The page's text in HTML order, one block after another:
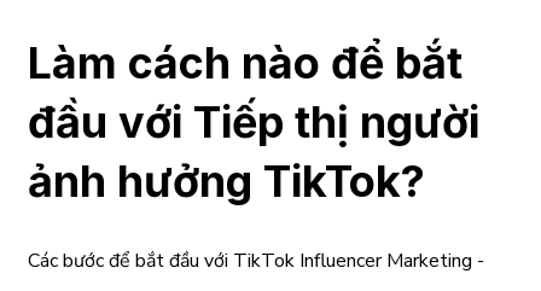
Làm cách nào để bắt
đầu với Tiếp thị người
ảnh hưởng TikTok?
Các bước để bắt đầu với TikTok Influencer Marketing -